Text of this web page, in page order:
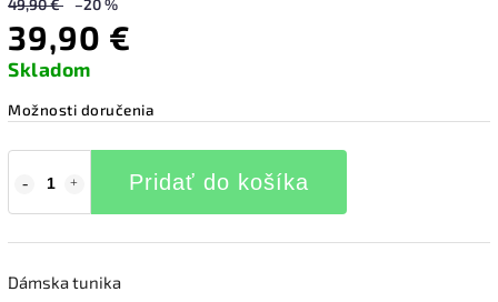
49,90 € –20 %
39,90 €
Skladom
Možnosti doručenia
Pridať do košíka
Dámska tunika